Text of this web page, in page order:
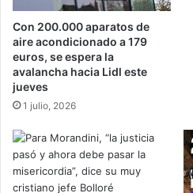
Con 200.000 aparatos de
aire acondicionado a 179
euros, se espera la
avalancha hacia Lidl este
jueves
1 julio, 2026